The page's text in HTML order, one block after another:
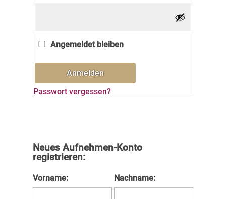
Alternative:
Angemeldet bleiben
Anmelden
Passwort vergessen?
Neues Aufnehmen-Konto
registrieren:
Vorname: Nachname: